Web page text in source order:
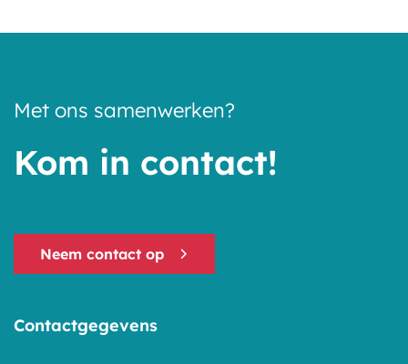
Met ons samenwerken?
Kom in contact!
Neem contact op
Contactgegevens